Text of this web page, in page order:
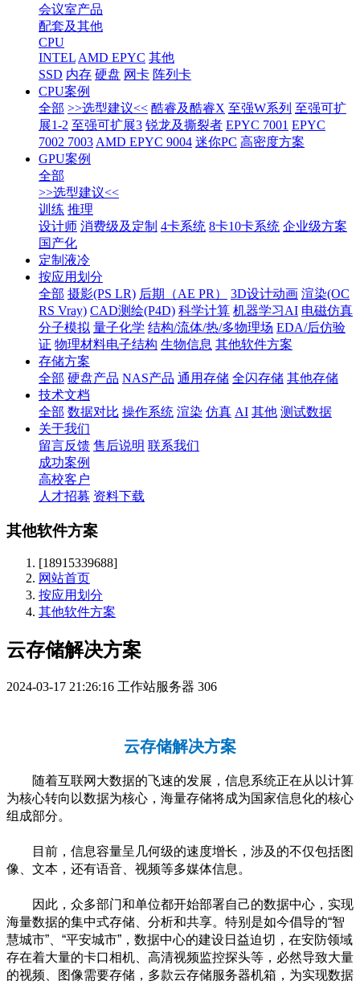
会议室产品
配套及其他
CPU
INTEL AMD EPYC 其他
SSD 内存 硬盘 网卡 阵列卡
CPU案例
全部 >>选型建议<< 酷睿及酷睿X 至强W系列 至强可扩
展1-2 至强可扩展3 锐龙及撕裂者 EPYC 7001 EPYC
7002 7003 AMD EPYC 9004 迷你PC 高密度方案
GPU案例
全部
>>选型建议<<
训练 推理
设计师 消费级及定制 4卡系统 8卡10卡系统 企业级方案
国产化
定制液冷
按应用划分
全部 摄影(PS LR) 后期（AE PR） 3D设计动画 渲染(OC
RS Vray) CAD测绘(P4D) 科学计算 机器学习AI 电磁仿真
分子模拟 量子化学 结构/流体/热/多物理场 EDA/后仿验
证 物理材料电子结构 生物信息 其他软件方案
存储方案
全部 硬盘产品 NAS产品 通用存储 全闪存储 其他存储
技术文档
全部 数据对比 操作系统 渲染 仿真 AI 其他 测试数据
关于我们
留言反馈 售后说明 联系我们
成功案例
高校客户
人才招募 资料下载
其他软件方案
[18915339688]
网站首页
按应用划分
其他软件方案
云存储解决方案
2024-03-17 21:26:16 工作站服务器 306
云存储解决方案
随着互联网大数据的飞速的发展，信息系统正在从以计算
为核心转向以数据为核心，海量存储将成为国家信息化的核心
组成部分。
目前，信息容量呈几何级的速度增长，涉及的不仅包括图
像、文本，还有语音、视频等多媒体信息。
因此，众多部门和单位都开始部署自己的数据中心，实现
海量数据的集中式存储、分析和共享。特别是如今倡导的“智
慧城市”、“平安城市”，数据中心的建设日益迫切，在安防领域
存在着大量的卡口相机、高清视频监控探头等，必然导致大量
的视频、图像需要存储，多款云存储服务器机箱，为实现数据